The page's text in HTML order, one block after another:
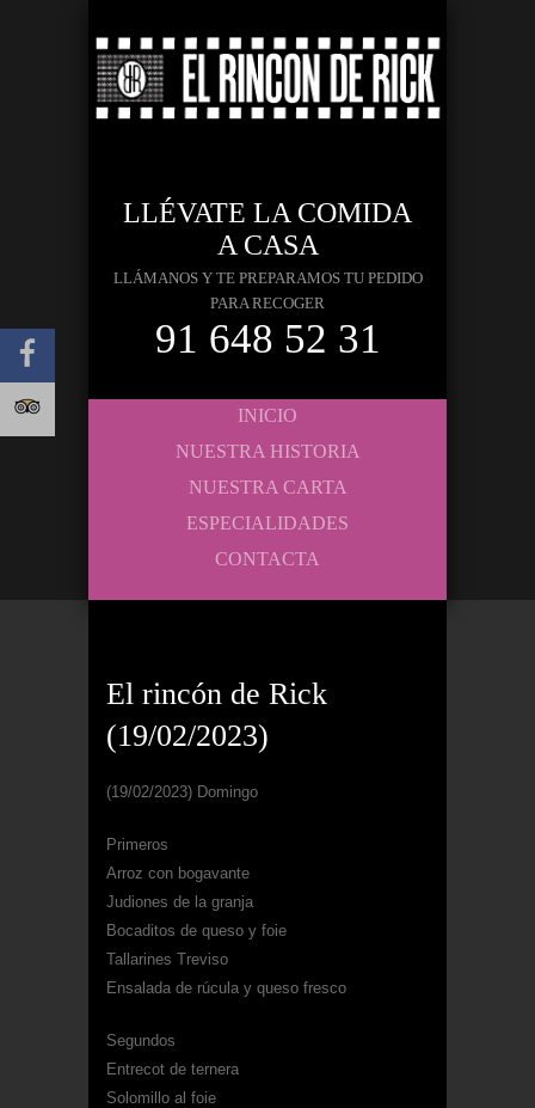
LLÉVATE LA COMIDA
A CASA
LLÁMANOS Y TE PREPARAMOS TU PEDIDO
PARA RECOGER
91 648 52 31
INICIO
NUESTRA HISTORIA
NUESTRA CARTA
ESPECIALIDADES
CONTACTA
El rincón de Rick
(19/02/2023)
(19/02/2023) Domingo
Primeros
Arroz con bogavante
Judiones de la granja
Bocaditos de queso y foie
Tallarines Treviso
Ensalada de rúcula y queso fresco
Segundos
Entrecot de ternera
Solomillo al foie